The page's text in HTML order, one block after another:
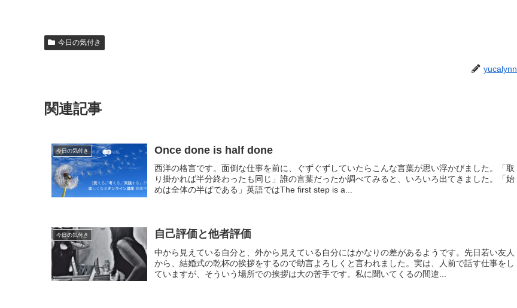
今日の気付き
yucalynn
関連記事
今日の気付き Once done is half done
西洋の格言です。面倒な仕事を前に、ぐずぐずしていたらこんな言葉が思い浮かびました。「取
り掛かれば半分終わったも同じ」誰の言葉だったか調べてみると、いろいろ出てきました。「始
めは全体の半ばである」英語ではThe first step is a...
今日の気付き 自己評価と他者評価
中から見えている自分と、外から見えている自分にはかなりの差があるようです。先日若い友人
から、結婚式の乾杯の挨拶をするので助言よろしくと言われました。実は、人前で話す仕事をし
ていますが、そういう場所での挨拶は大の苦手です。私に聞いてくるの間違...